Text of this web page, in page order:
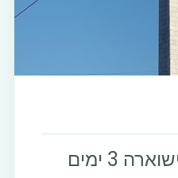
3 ימים